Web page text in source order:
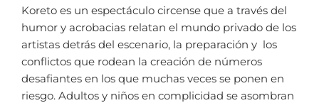
Koreto es un espectáculo circense que a través del
humor y acrobacias relatan el mundo privado de los
artistas detrás del escenario, la preparación y los
conflictos que rodean la creación de números
desafiantes en los que muchas veces se ponen en
riesgo. Adultos y niños en complicidad se asombran